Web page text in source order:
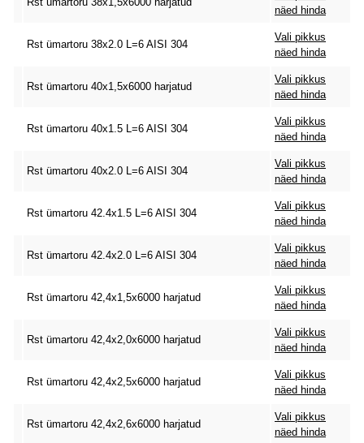
näed hinda
Rst ümartoru 38x2.0 L=6 AISI 304
Vali pikkus
näed hinda
Rst ümartoru 40x1,5x6000 harjatud
Vali pikkus
näed hinda
Rst ümartoru 40x1.5 L=6 AISI 304
Vali pikkus
näed hinda
Rst ümartoru 40x2.0 L=6 AISI 304
Vali pikkus
näed hinda
Rst ümartoru 42.4x1.5 L=6 AISI 304
Vali pikkus
näed hinda
Rst ümartoru 42.4x2.0 L=6 AISI 304
Vali pikkus
näed hinda
Rst ümartoru 42,4x1,5x6000 harjatud
Vali pikkus
näed hinda
Rst ümartoru 42,4x2,0x6000 harjatud
Vali pikkus
näed hinda
Rst ümartoru 42,4x2,5x6000 harjatud
Vali pikkus
näed hinda
Rst ümartoru 42,4x2,6x6000 harjatud
Vali pikkus
näed hinda